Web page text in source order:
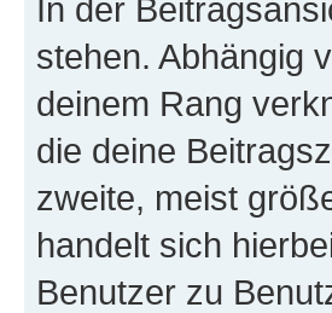
In der
stehen. Abhängig
deinem Rang
die deine
zweite, meist
handelt sich
Benutzer zu